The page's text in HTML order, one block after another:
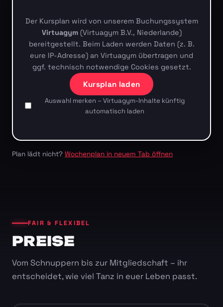
Der Kursplan wird von unserem Buchungssystem
Virtuagym(Virtuagym B.V., Niederlande)
bereitgestellt. Beim Laden werden Daten (z. B.
eure IP-Adresse) an Virtuagym übertragen und
ggf. technisch notwendige Cookies gesetzt.
Kursplan laden
Auswahl merken – Virtuagym-Inhalte künftig
automatisch laden
Plan lädt nicht? Wochenplan in neuem Tab öffnen
FAIR & FLEXIBEL
PREISE
Vom Schnuppern bis zur Mitgliedschaft – ihr
entscheidet, wie viel Tanz in euer Leben passt.